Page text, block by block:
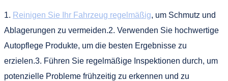
1. Reinigen Sie Ihr Fahrzeug regelmäßig, um Schmutz und
Ablagerungen zu vermeiden.2. Verwenden Sie hochwertige
Autopflege Produkte, um die besten Ergebnisse zu
erzielen.3. Führen Sie regelmäßige Inspektionen durch, um
potenzielle Probleme frühzeitig zu erkennen und zu